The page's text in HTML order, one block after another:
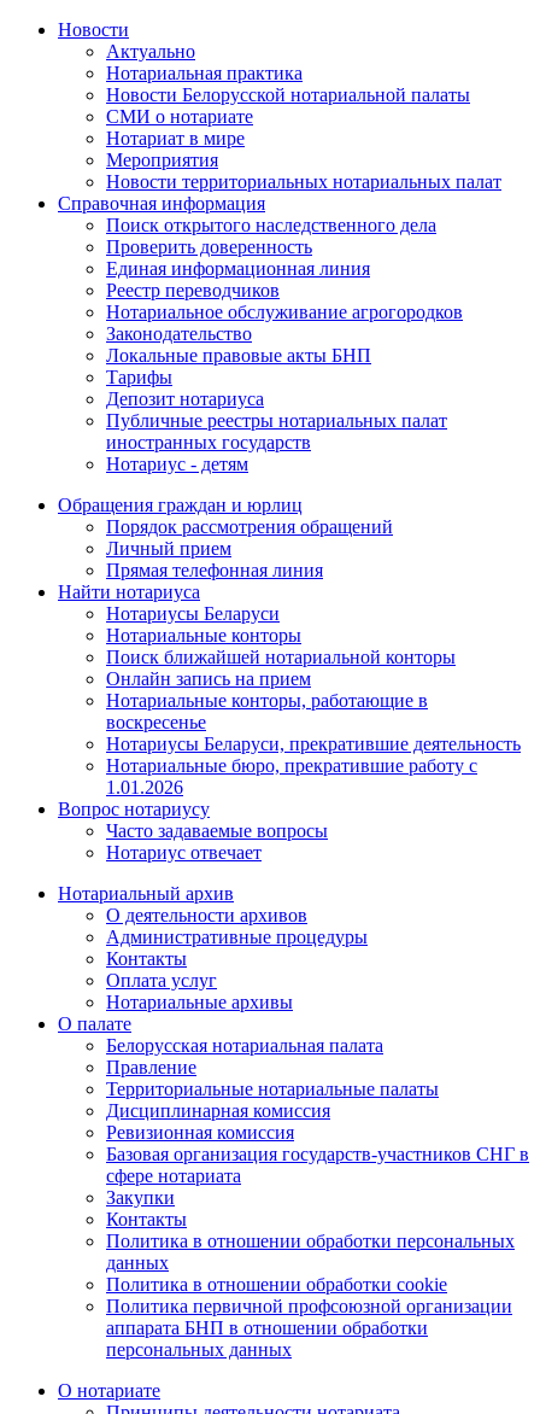
Новости
Актуально
Нотариальная практика
Новости Белорусской нотариальной палаты
СМИ о нотариате
Нотариат в мире
Мероприятия
Новости территориальных нотариальных палат
Справочная информация
Поиск открытого наследственного дела
Проверить доверенность
Единая информационная линия
Реестр переводчиков
Нотариальное обслуживание агрогородков
Законодательство
Локальные правовые акты БНП
Тарифы
Депозит нотариуса
Публичные реестры нотариальных палат
иностранных государств
Нотариус - детям
Обращения граждан и юрлиц
Порядок рассмотрения обращений
Личный прием
Прямая телефонная линия
Найти нотариуса
Нотариусы Беларуси
Нотариальные конторы
Поиск ближайшей нотариальной конторы
Онлайн запись на прием
Нотариальные конторы, работающие в
воскресенье
Нотариусы Беларуси, прекратившие деятельность
Нотариальные бюро, прекратившие работу с
1.01.2026
Вопрос нотариусу
Часто задаваемые вопросы
Нотариус отвечает
Нотариальный архив
О деятельности архивов
Административные процедуры
Контакты
Оплата услуг
Нотариальные архивы
О палате
Белорусская нотариальная палата
Правление
Территориальные нотариальные палаты
Дисциплинарная комиссия
Ревизионная комиссия
Базовая организация государств-участников СНГ в
сфере нотариата
Закупки
Контакты
Политика в отношении обработки персональных
данных
Политика в отношении обработки cookie
Политика первичной профсоюзной организации
аппарата БНП в отношении обработки
персональных данных
О нотариате